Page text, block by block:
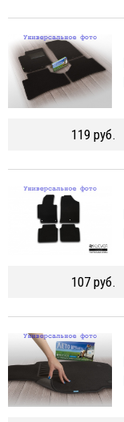
119 руб.
107 руб.